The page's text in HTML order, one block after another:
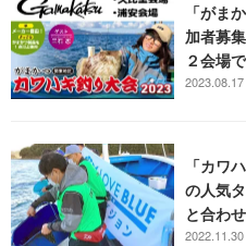
「がま
加者募
２会場
2023.08.17
「カワ
の人気
と合わ
2022.11.30